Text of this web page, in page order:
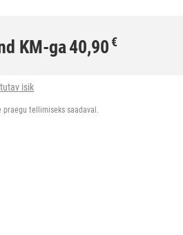
KM-ga40,90€
isik
tellimiseks saadaval.